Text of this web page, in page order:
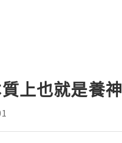
上也就是養神